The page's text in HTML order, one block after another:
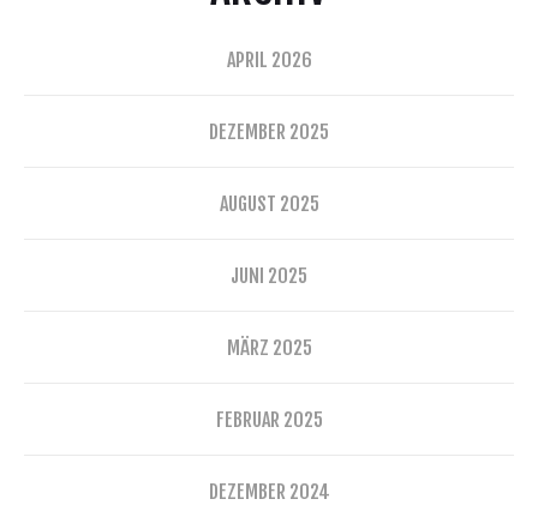
APRIL 2026
DEZEMBER 2025
AUGUST 2025
JUNI 2025
MÄRZ 2025
FEBRUAR 2025
DEZEMBER 2024